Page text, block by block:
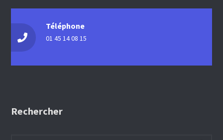
Téléphone
01 45 14 08 15
Rechercher